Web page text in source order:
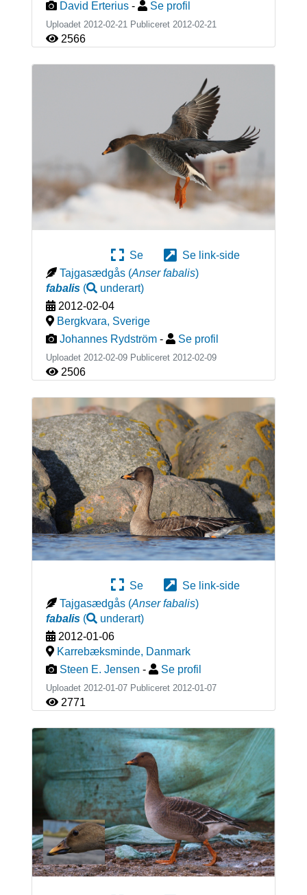
David Erterius - Se profil
Uploadet 2012-02-21 Publiceret 2012-02-21
2566
Se
Se link-side
Tajgasædgås (Anser fabalis)
fabalis( underart)
2012-02-04
Bergkvara, Sverige
Johannes Rydström - Se profil
Uploadet 2012-02-09 Publiceret 2012-02-09
2506
Se
Se link-side
Tajgasædgås (Anser fabalis)
fabalis( underart)
2012-01-06
Karrebæksminde, Danmark
Steen E. Jensen - Se profil
Uploadet 2012-01-07 Publiceret 2012-01-07
2771